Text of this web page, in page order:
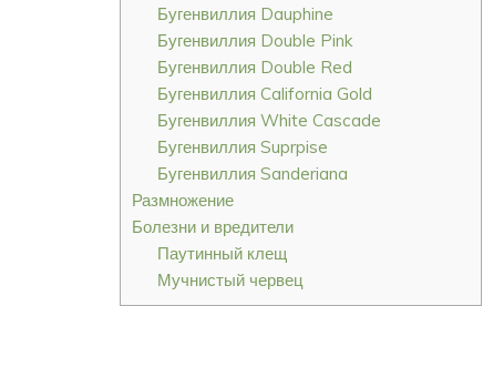
Бугенвиллия Dauphine
Бугенвиллия Double Pink
Бугенвиллия Double Red
Бугенвиллия California Gold
Бугенвиллия White Cascade
Бугенвиллия Suprpise
Бугенвиллия Sanderiana
Размножение
Болезни и вредители
Паутинный клещ
Мучнистый червец